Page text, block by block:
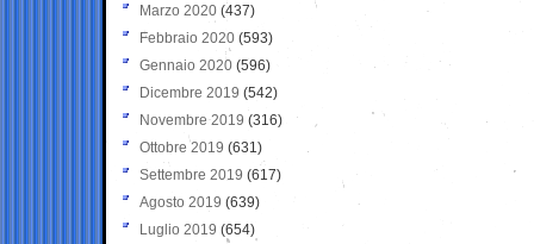
Marzo 2020 (437)
Febbraio 2020 (593)
Gennaio 2020 (596)
Dicembre 2019 (542)
Novembre 2019 (316)
Ottobre 2019 (631)
Settembre 2019 (617)
Agosto 2019 (639)
Luglio 2019 (654)